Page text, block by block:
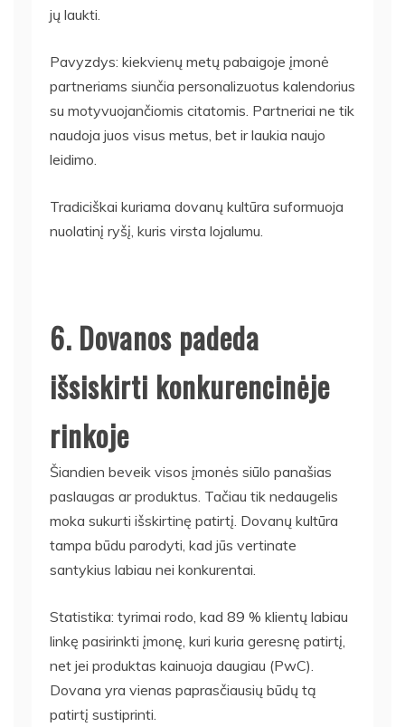
jų laukti.
Pavyzdys: kiekvienų metų pabaigoje įmonė
partneriams siunčia personalizuotus kalendorius
su motyvuojančiomis citatomis. Partneriai ne tik
naudoja juos visus metus, bet ir laukia naujo
leidimo.
Tradiciškai kuriama dovanų kultūra suformuoja
nuolatinį ryšį, kuris virsta lojalumu.
6. Dovanos padeda
išsiskirti konkurencinėje
rinkoje
Šiandien beveik visos įmonės siūlo panašias
paslaugas ar produktus. Tačiau tik nedaugelis
moka sukurti išskirtinę patirtį. Dovanų kultūra
tampa būdu parodyti, kad jūs vertinate
santykius labiau nei konkurentai.
Statistika: tyrimai rodo, kad 89 % klientų labiau
linkę pasirinkti įmonę, kuri kuria geresnę patirtį,
net jei produktas kainuoja daugiau (PwC).
Dovana yra vienas paprasčiausių būdų tą
patirtį sustiprinti.